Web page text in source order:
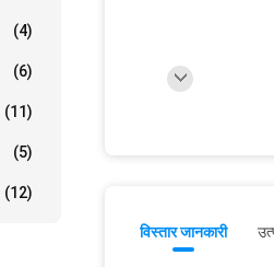
(4)
(6)
(11)
(5)
(12)
विस्तार जानकारी